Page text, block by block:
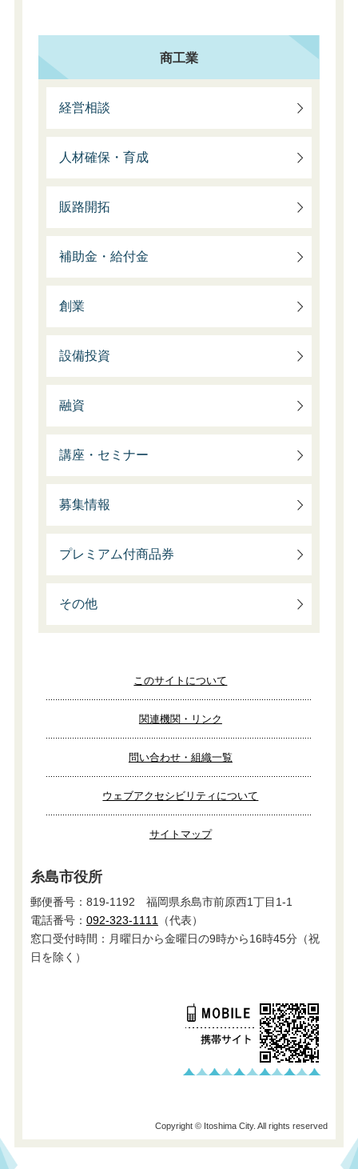
商工業
経営相談
人材確保・育成
販路開拓
補助金・給付金
創業
設備投資
融資
講座・セミナー
募集情報
プレミアム付商品券
その他
このサイトについて
関連機関・リンク
問い合わせ・組織一覧
ウェブアクセシビリティについて
サイトマップ
糸島市役所
郵便番号：819-1192 福岡県糸島市前原西1丁目1-1
電話番号： 092-323-1111
（代表）
窓口受付時間：月曜日から金曜日の9時から16時45分（祝
日を除く）
Copyright © Itoshima City. All rights reserved